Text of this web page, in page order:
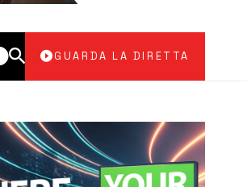
GUARDA LA DIRETTA